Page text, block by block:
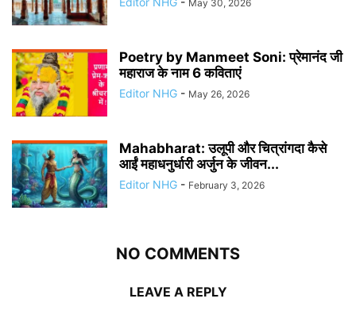
May 30, 2026
Poetry by Manmeet Soni: प्रेमानंद जी
महाराज के नाम 6 कविताएं
Editor NHG - May 26, 2026
Mahabharat: उलूपी और चित्रांगदा कैसे
आईं महाधनुर्धारी अर्जुन के जीवन...
Editor NHG - February 3, 2026
NO COMMENTS
LEAVE A REPLY